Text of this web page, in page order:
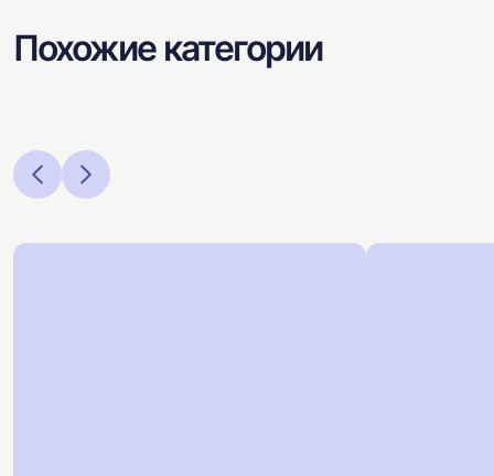
Похожие категории